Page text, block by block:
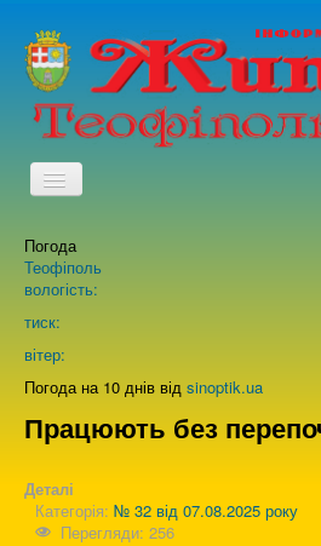
TPL_PROTOSTAR_TOGGLE_MENU
Про нас
Зворотній
Погода
Теофіполь
вологість:
тиск:
вітер:
Погода на 10 днів від sinoptik.ua
Працюють без
Деталі
Категорія: № 32 від 07.08.2025 року
Перегляди: 256